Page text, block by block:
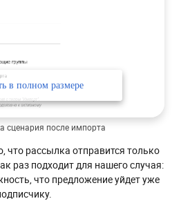
сценария после импорта
что рассылка отправится только
раз подходит для нашего случая:
что предложение уйдет уже